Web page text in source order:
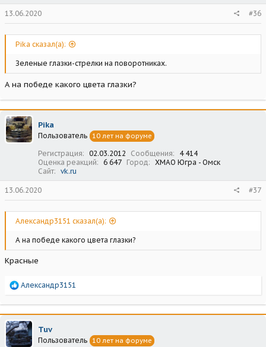
13.06.2020 #36
Pika сказал(а):
Зеленые глазки-стрелки на поворотниках.
А на победе какого цвета глазки?
Pika
Пользователь 10 лет на форуме
Регистрация 02.03.2012 Сообщения
4 414
Оценка реакций
6 647 Город
ХМАО Югра - Омск
Сайт
vk.ru
13.06.2020 #37
Александр3151 сказал(а):
А на победе какого цвета глазки?
Красные
Р
а
к
ц
и
и
Александр3151
Tuv
Пользователь 10 лет на форуме